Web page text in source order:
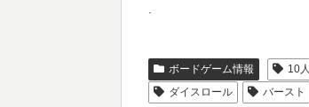
.
ボードゲーム情報 10
ダイスロール
バースト